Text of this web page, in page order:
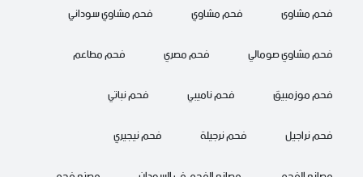
فحم مشاوى
فحم مشاوي
فحم مشاوي سوداني
فحم مشاوي صومالي
فحم مصري
فحم مطاعم
فحم موزمبيق
فحم ناميبي
فحم نباتي
فحم نراجيل
فحم نرجيلة
فحم نيجيري